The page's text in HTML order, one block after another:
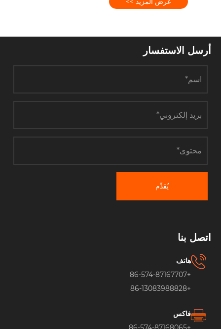
أرسل الاستفسار
يُقدِّم
اتصل بنا
هاتف
+86-574-87167707
+86-13083988828
فاكس